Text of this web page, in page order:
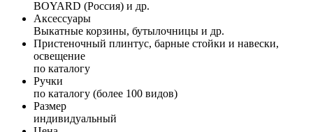
BOYARD (Россия) и др.
Аксессуары
Выкатные корзины, бутылочницы и др.
Пристеночный плинтус, барные стойки и навески,
освещение
по каталогу
Ручки
по каталогу (более 100 видов)
Размер
индивидуальный